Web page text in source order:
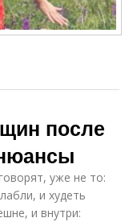
после
уже не то:
и худеть
и внутри: